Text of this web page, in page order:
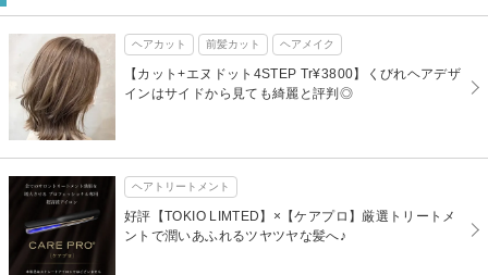
ヘアカット 前髪カット ヘアメイク
【カット+エヌドット4STEP Tr¥3800】くびれヘアデザ
インはサイドから見ても綺麗と評判◎
ヘアトリートメント
好評【TOKIO LIMTED】×【ケアプロ】厳選トリートメ
ントで潤いあふれるツヤツヤな髪へ♪